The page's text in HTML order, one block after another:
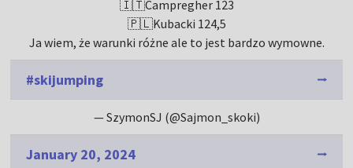
🇮🇹Campregher 123
🇵🇱Kubacki 124,5
Ja wiem, że warunki różne ale to jest bardzo wymowne.
#skijumping
— SzymonSJ (@Sajmon_skoki)
January 20, 2024